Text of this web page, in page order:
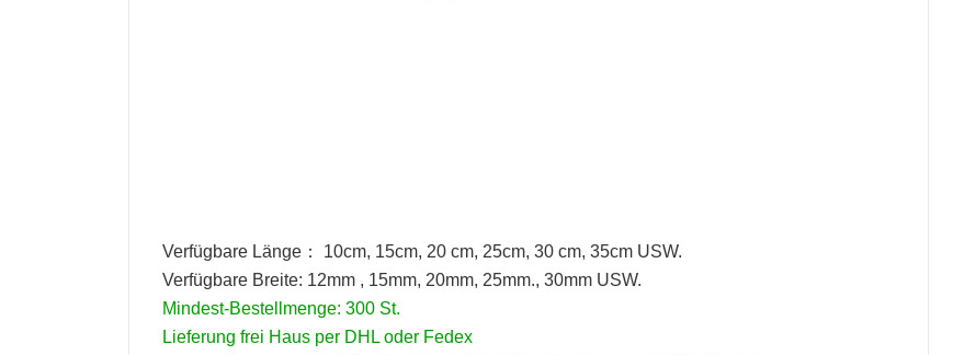
Verfügbare Länge： 10cm, 15cm, 20 cm, 25cm, 30 cm, 35cm USW.
Verfügbare Breite: 12mm , 15mm, 20mm, 25mm., 30mm USW.
Mindest-Bestellmenge: 300 St.
Lieferung frei Haus per DHL oder Fedex